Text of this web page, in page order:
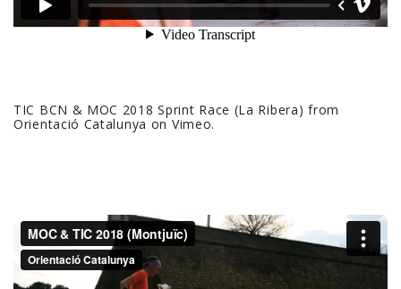
TIC BCN & MOC 2018 Sprint Race (La Ribera) from
Orientació Catalunya on Vimeo.